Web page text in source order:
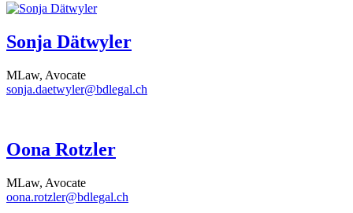
Sonja Dätwyler
MLaw, Avocate
sonja.daetwyler@bdlegal.ch
Oona Rotzler
MLaw, Avocate
oona.rotzler@bdlegal.ch